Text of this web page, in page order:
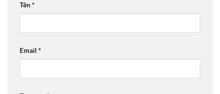
Tên*
Email *